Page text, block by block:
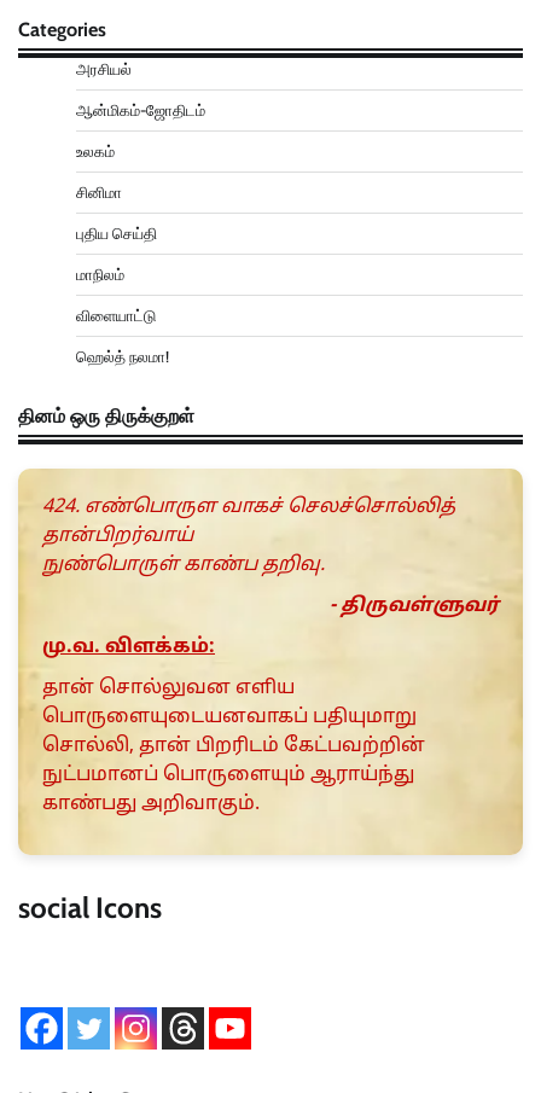
Categories
அரசியல்
ஆன்மிகம்-ஜோதிடம்
உலகம்
சினிமா
புதிய செய்தி
மாநிலம்
விளையாட்டு
ஹெல்த் நலமா!
தினம் ஒரு திருக்குறள்
424. எண்பொருள வாகச் செலச்சொல்லித்
தான்பிறர்வாய்
நுண்பொருள் காண்ப தறிவு.
- திருவள்ளுவர்
மு.வ. விளக்கம்:
தான் சொல்லுவன எளிய
பொருளையுடையனவாகப் பதியுமாறு
சொல்லி, தான் பிறரிடம் கேட்பவற்றின்
நுட்பமானப் பொருளையும் ஆராய்ந்து
காண்பது அறிவாகும்.
social Icons